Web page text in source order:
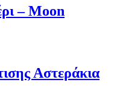
– Moon
Αστεράκια